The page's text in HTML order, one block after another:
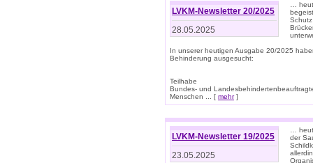
LVKM-Newsletter 20/2025
28.05.2025
…
In unserer heutigen Ausgabe 20/2025
Behinderung ausgesucht:
Teilhabe
Bundes- und
Menschen ... [ mehr]
LVKM-Newsletter 19/2025
23.05.2025
…
der